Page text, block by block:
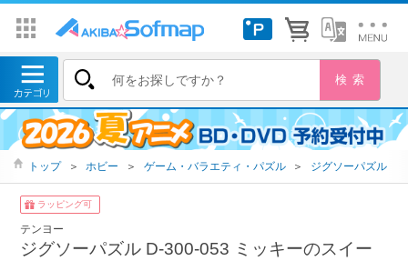
トップ ＞ ホビー ＞ ゲーム・バラエティ・パズル ＞ ジグソーパズル
ラッピング可
テンヨー
ジグソーパズル D-300-053 ミッキーのスイー